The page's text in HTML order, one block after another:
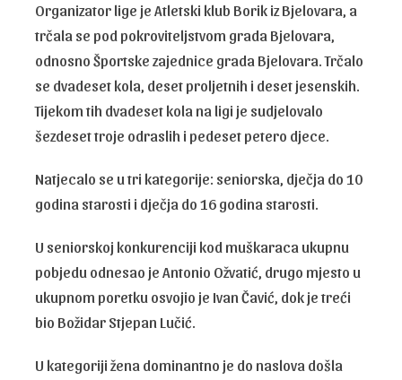
Organizator lige je Atletski klub Borik iz Bjelovara, a
trčala se pod pokroviteljstvom grada Bjelovara,
odnosno Športske zajednice grada Bjelovara. Trčalo
se dvadeset kola, deset proljetnih i deset jesenskih.
Tijekom tih dvadeset kola na ligi je sudjelovalo
šezdeset troje odraslih i pedeset petero djece.
Natjecalo se u tri kategorije: seniorska, dječja do 10
godina starosti i dječja do 16 godina starosti.
U seniorskoj konkurenciji kod muškaraca ukupnu
pobjedu odnesao je Antonio Ožvatić, drugo mjesto u
ukupnom poretku osvojio je Ivan Čavić, dok je treći
bio Božidar Stjepan Lučić.
U kategoriji žena dominantno je do naslova došla